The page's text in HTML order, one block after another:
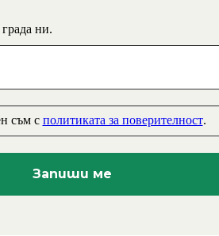
ни.
съм с политиката за поверителност.